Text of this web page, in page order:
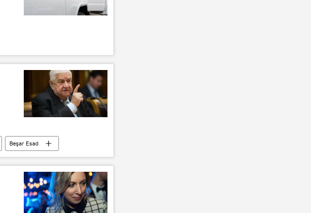
Beşar Esad